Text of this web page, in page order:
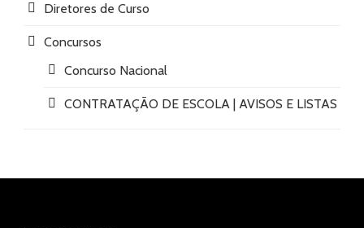
Diretores de Curso
Concursos
Concurso Nacional
CONTRATAÇÃO DE ESCOLA | AVISOS E LISTAS